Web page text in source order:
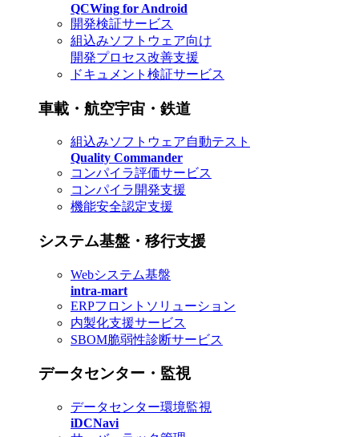
QCWing for Android
開発検証サービス
組込みソフトウェア向け
開発プロセス改善支援
ドキュメント検証サービス
車載・航空宇宙・鉄道
組込みソフトウェア自動テスト
Quality Commander
コンパイラ評価サービス
コンパイラ開発支援
機能安全認定支援
システム基盤・移行支援
Webシステム基盤
intra-mart
ERPフロントソリューション
内製化支援サービス
SBOM脆弱性診断サービス
データセンター・監視
データセンター環境監視
iDCNavi